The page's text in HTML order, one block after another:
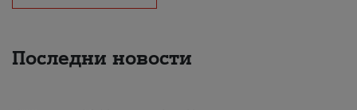
Последни новости